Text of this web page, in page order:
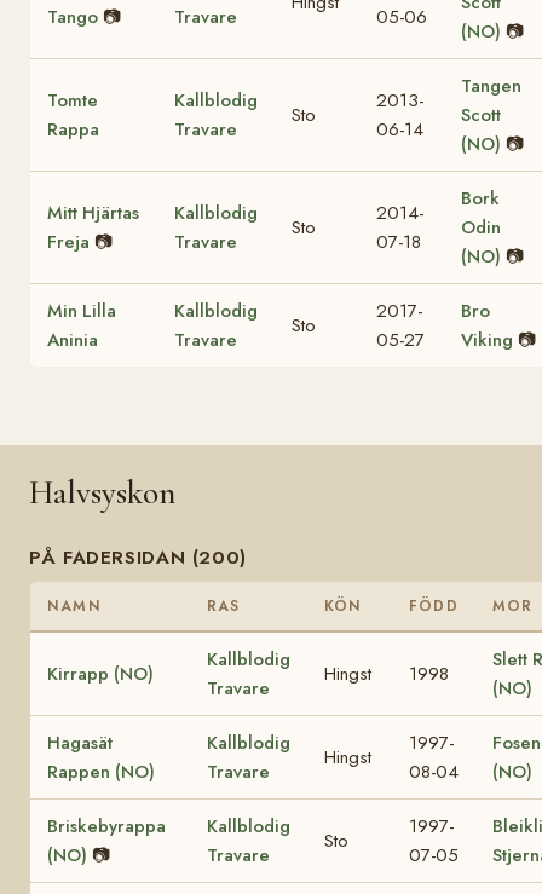
Tango 📷
Travare
05-06
(NO) 📷
Tomte
Rappa
Kallblodig
Travare
Sto
2013-
06-14
Tangen
Scott
(NO) 📷
Mitt Hjärtas
Freja 📷
Kallblodig
Travare
Sto
2014-
07-18
Bork
Odin
(NO) 📷
Min Lilla
Aninia
Kallblodig
Travare
Sto
2017-
05-27
Bro
Viking 📷
Halvsyskon
PÅ FADERSIDAN (200)
NAMN RAS KÖN FÖDD MOR
Kirrapp (NO)
Kallblodig
Travare
Hingst 1998
Slett
(NO)
Hagasät
Rappen (NO)
Kallblodig
Travare
Hingst
1997-
08-04
(NO)
Briskebyrappa
(NO) 📷
Kallblodig
Travare
Sto
1997-
07-05
Bleikli